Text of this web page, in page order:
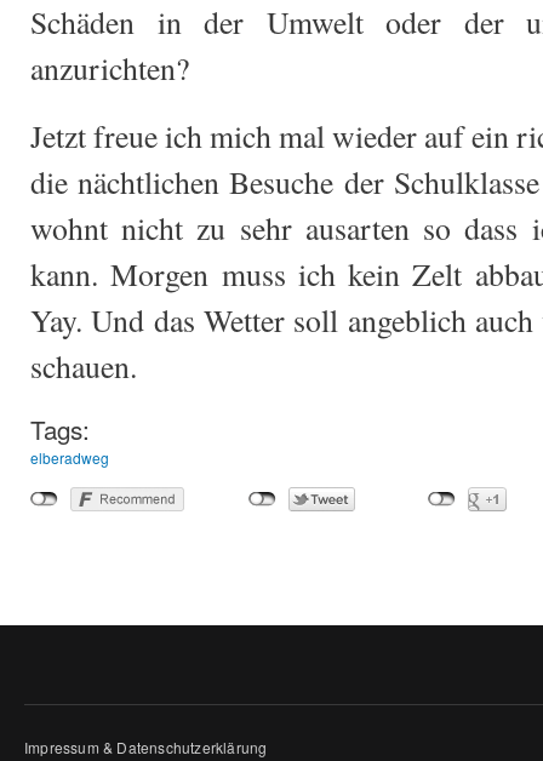
Schäden in der Umwelt oder der
anzurichten?
Jetzt freue ich mich mal wieder auf ein
die nächtlichen Besuche der
wohnt nicht zu sehr ausarten so dass
kann. Morgen muss ich kein Zelt
Yay. Und das Wetter soll angeblich
schauen.
Tags:
elberadweg
Impressum & Datenschutzerklärung